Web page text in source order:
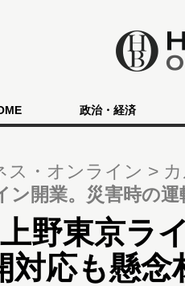
政治・経済
ス・オンライン
ン開業。災害時の
野東京ラ
対応も懸念